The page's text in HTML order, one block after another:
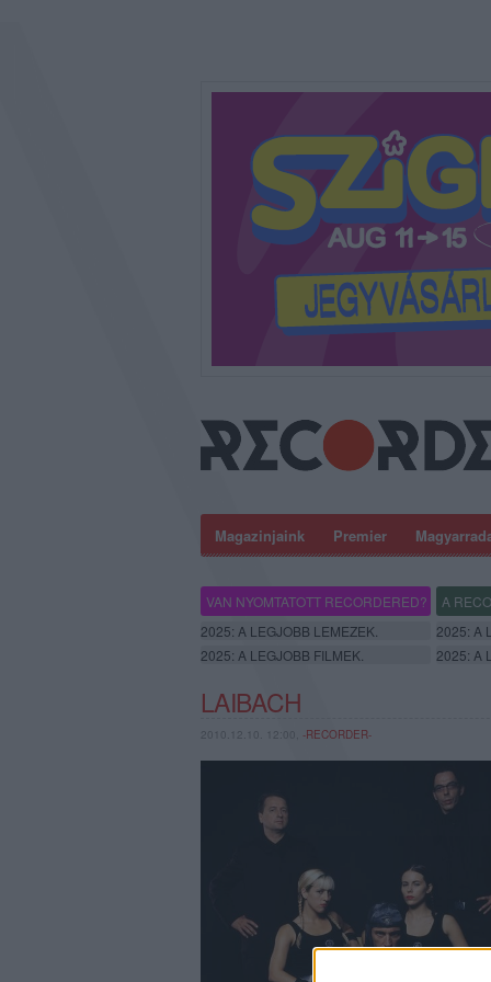
Magazinjaink Premier
VAN NYOMTATOTT RECORDERED? A
2025: A LEGJOBB LEMEZEK.
2025: A
2025: A LEGJOBB FILMEK.
2025: A
LAIBACH
2010.12.10. 12:00, -RECORDER-